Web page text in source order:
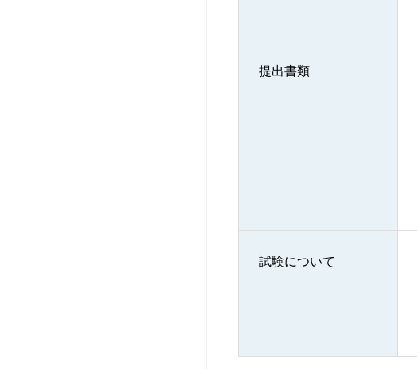
提出書類
試験について